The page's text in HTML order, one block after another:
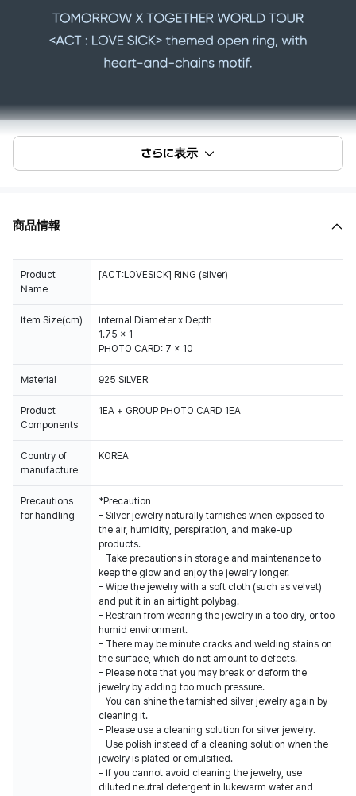
さらに表示
商品情報
Product
Name
[ACT:LOVESICK] RING (silver)
Item Size(cm)
Internal Diameter x Depth
1.75 x 1
PHOTO CARD: 7 x 10
Material 925 SILVER
Product
Components
1EA + GROUP PHOTO CARD 1EA
Country of
manufacture
KOREA
Precautions
for handling
*Precaution
- Silver jewelry naturally tarnishes when exposed to
the air, humidity, perspiration, and make-up
products.
- Take precautions in storage and maintenance to
keep the glow and enjoy the jewelry longer.
- Wipe the jewelry with a soft cloth (such as velvet)
and put it in an airtight polybag.
- Restrain from wearing the jewelry in a too dry, or too
humid environment.
- There may be minute cracks and welding stains on
the surface, which do not amount to defects.
- Please note that you may break or deform the
jewelry by adding too much pressure.
- You can shine the tarnished silver jewelry again by
cleaning it.
- Please use a cleaning solution for silver jewelry.
- Use polish instead of a cleaning solution when the
jewelry is plated or emulsified.
- If you cannot avoid cleaning the jewelry, use
diluted neutral detergent in lukewarm water and